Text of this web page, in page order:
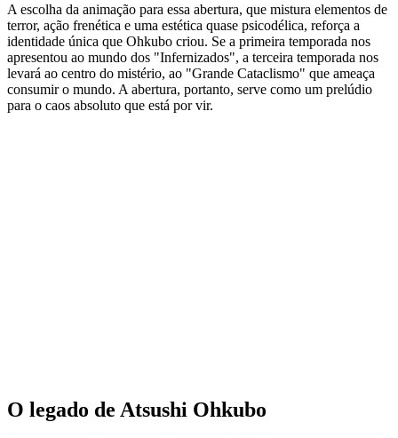
A escolha da animação para essa abertura, que mistura elementos de
terror, ação frenética e uma estética quase psicodélica, reforça a
identidade única que Ohkubo criou. Se a primeira temporada nos
apresentou ao mundo dos "Infernizados", a terceira temporada nos
levará ao centro do mistério, ao "Grande Cataclismo" que ameaça
consumir o mundo. A abertura, portanto, serve como um prelúdio
para o caos absoluto que está por vir.
O legado de Atsushi Ohkubo